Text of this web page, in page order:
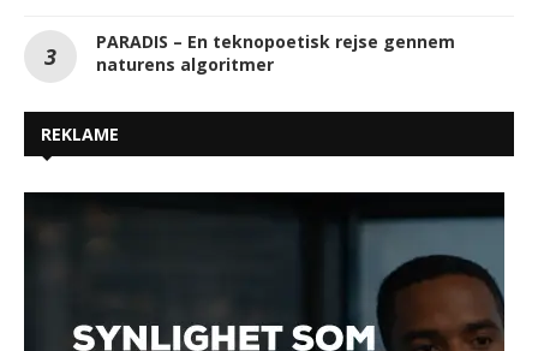
PARADIS – En teknopoetisk rejse gennem
naturens algoritmer
REKLAME